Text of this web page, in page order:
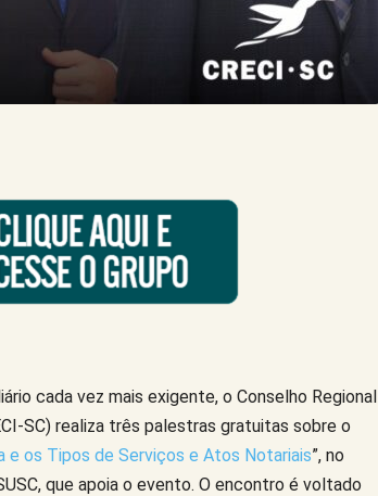
cada vez mais exigente, o Conselho Regional
SC) realiza três palestras gratuitas sobre o
e os Tipos de Serviços e Atos Notariais”, no
que apoia o evento. O encontro é voltado